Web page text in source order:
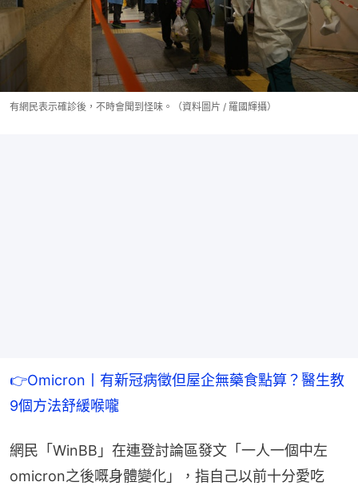
有網民表示確診後，不時會聞到怪味。（資料圖片 / 羅國輝攝）
👉Omicron丨有新冠病徵但屋企無藥食點算？醫生教
9個方法舒緩喉嚨
網民「WinBB」在連登討論區發文「一人一個中左
omicron之後嘅身體變化」，指自己以前十分愛吃